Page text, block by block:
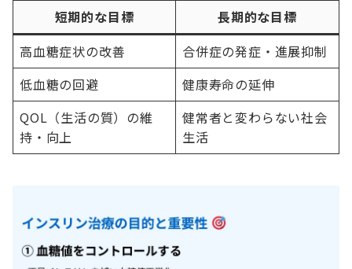
短期的な目標
長期的な目標
高血糖症状の改善
合併症の発症・進展抑制
低血糖の回避
健康寿命の延伸
QOL（生活の質）の維
持・向上
健常者と変わらない社会
生活